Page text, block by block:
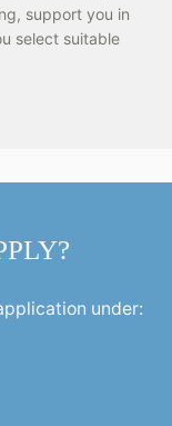
support you in
select suitable
under: